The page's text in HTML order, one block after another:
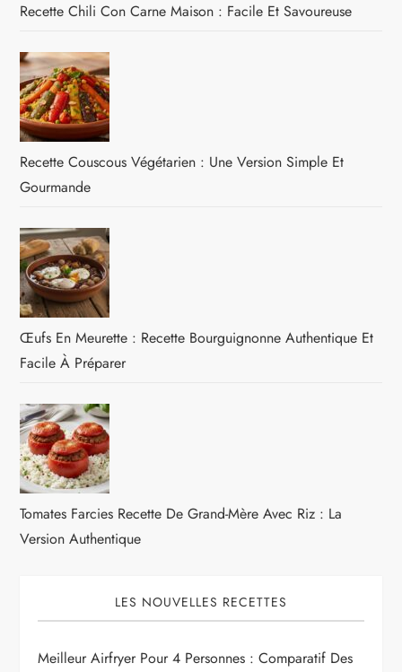
Recette Chili Con Carne Maison : Facile Et Savoureuse
Recette Couscous Végétarien : Une Version Simple Et
Gourmande
Œufs En Meurette : Recette Bourguignonne Authentique Et
Facile À Préparer
Tomates Farcies Recette De Grand-Mère Avec Riz : La
Version Authentique
LES NOUVELLES RECETTES
Meilleur Airfryer Pour 4 Personnes : Comparatif Des